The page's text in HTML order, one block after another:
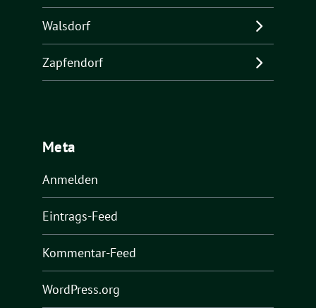
Walsdorf
Zapfendorf
Meta
Anmelden
Eintrags-Feed
Kommentar-Feed
WordPress.org